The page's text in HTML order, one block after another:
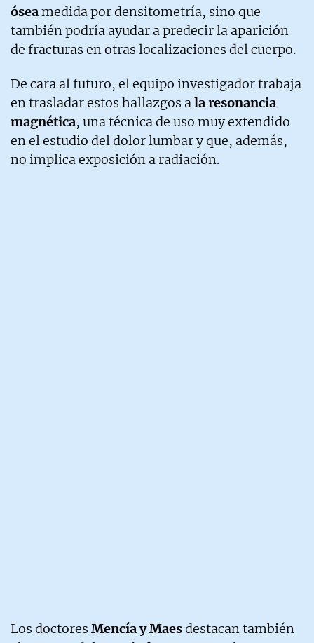
óseamedida por densitometría, sino que
también podría ayudar a predecir la aparición
de fracturas en otras localizaciones del cuerpo.
De cara al futuro, el equipo investigador trabaja
en trasladar estos hallazgos ala resonancia
magnética, una técnica de uso muy extendido
en el estudio del dolor lumbar y que, además,
no implica exposición a radiación.
Los doctores Mencía y Maesdestacan también